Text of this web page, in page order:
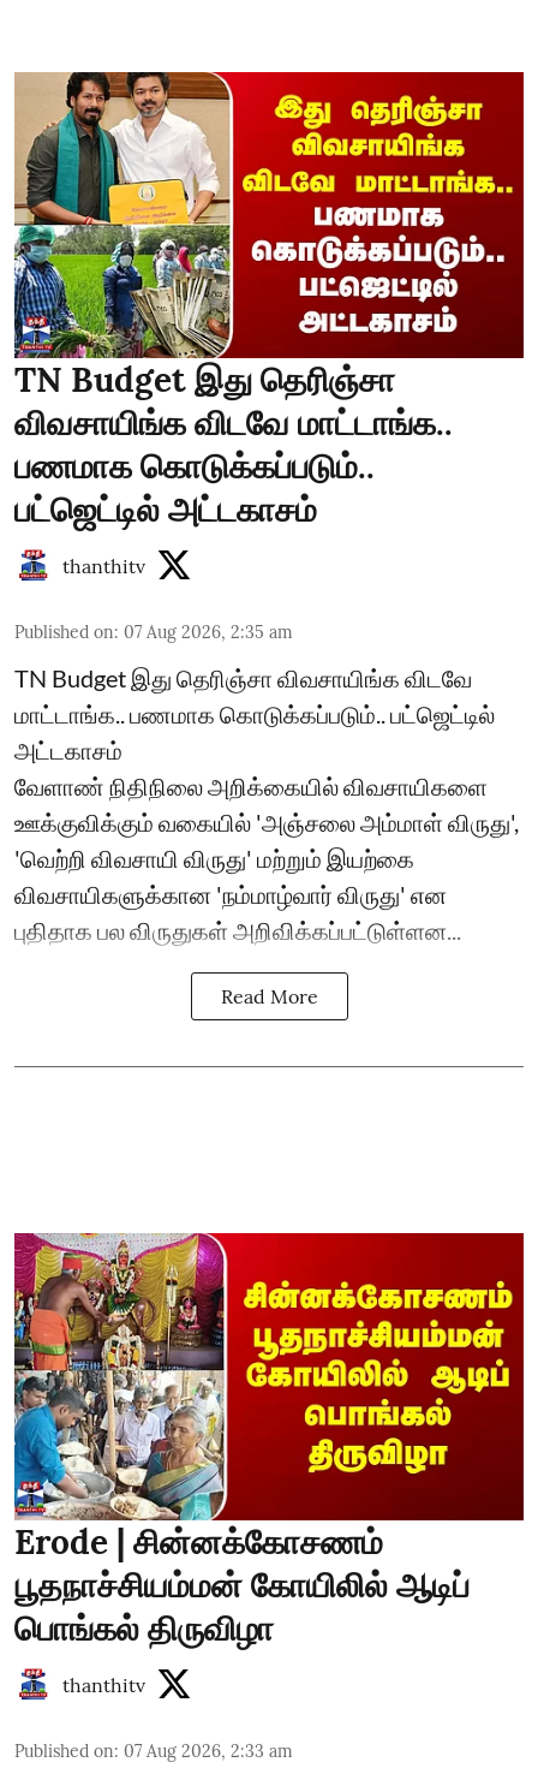
TN Budget இது தெரிஞ்சா
விவசாயிங்க விடவே மாட்டாங்க..
பணமாக கொடுக்கப்படும்..
பட்ஜெட்டில் அட்டகாசம்
thanthitv
Published on: 07 Aug 2026, 2:35 am
TN Budget இது தெரிஞ்சா விவசாயிங்க விடவே
மாட்டாங்க.. பணமாக கொடுக்கப்படும்.. பட்ஜெட்டில்
அட்டகாசம்
வேளாண் நிதிநிலை அறிக்கையில் விவசாயிகளை
ஊக்குவிக்கும் வகையில் 'அஞ்சலை அம்மாள் விருது',
'வெற்றி விவசாயி விருது' மற்றும் இயற்கை
விவசாயிகளுக்கான 'நம்மாழ்வார் விருது' என
புதிதாக பல விருதுகள் அறிவிக்கப்பட்டுள்ளன...
Read More
Erode | சின்னக்கோசணம்
பூதநாச்சியம்மன் கோயிலில் ஆடிப்
பொங்கல் திருவிழா
thanthitv
Published on: 07 Aug 2026, 2:33 am